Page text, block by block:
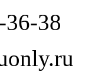
36-38